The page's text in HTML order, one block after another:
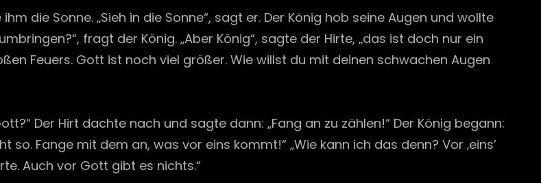
die Sonne. „Sieh in die Sonne“, sagt er. Der König hob seine Augen und wollte
fragt der König. „Aber König“, sagte der Hirte, „das ist doch nur ein
Feuers. Gott ist noch viel größer. Wie willst du mit deinen schwachen Augen
Der Hirt dachte nach und sagte dann: „Fang an zu zählen!“ Der König begann:
so. Fange mit dem an, was vor eins kommt!“ „Wie kann ich das denn? Vor ‚eins’
Auch vor Gott gibt es nichts.“